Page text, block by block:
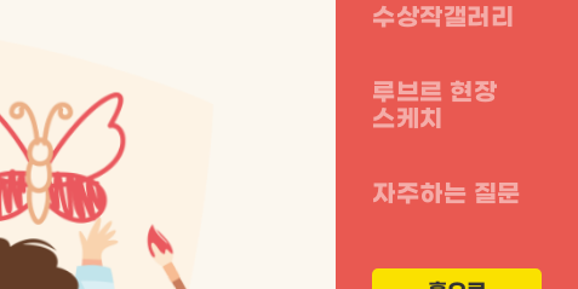
수상작갤러리
루브르 현장
스케치
자주하는 질문